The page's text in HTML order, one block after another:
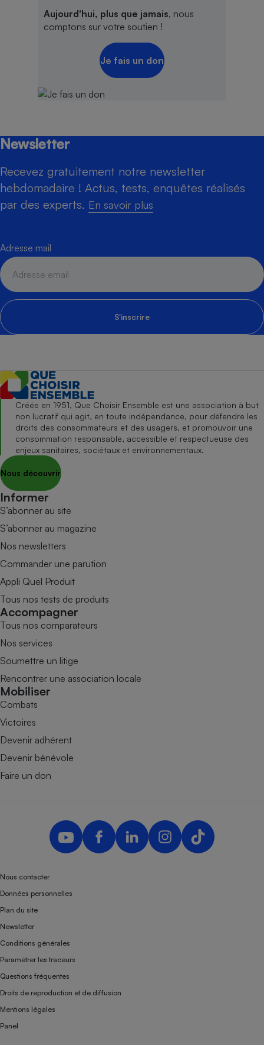
Aujourd'hui, plus que jamais, nous
comptons sur votre soutien !
Je fais un don
Newsletter
Recevez gratuitement notre newsletter
hebdomadaire ! Actus, tests, enquêtes réalisés
par des experts. En savoir plus
Adresse mail
S'inscrire
Créée en 1951, Que Choisir Ensemble est une association à but
non lucratif qui agit, en toute indépendance, pour défendre les
droits des consommateurs et des usagers, et promouvoir une
consommation responsable, accessible et respectueuse des
enjeux sanitaires, sociétaux et environnementaux.
Nous découvrir
Informer
S’abonner au site
S’abonner au magazine
Nos newsletters
Commander une parution
Appli Quel Produit
Tous nos tests de produits
Accompagner
Tous nos comparateurs
Nos services
Soumettre un litige
Rencontrer une association locale
Mobiliser
Combats
Victoires
Devenir adhérent
Devenir bénévole
Faire un don
Nous contacter
Données personnelles
Plan du site
Newsletter
Conditions générales
Paramétrer les traceurs
Questions fréquentes
Droits de reproduction et de diffusion
Mentions légales
Panel